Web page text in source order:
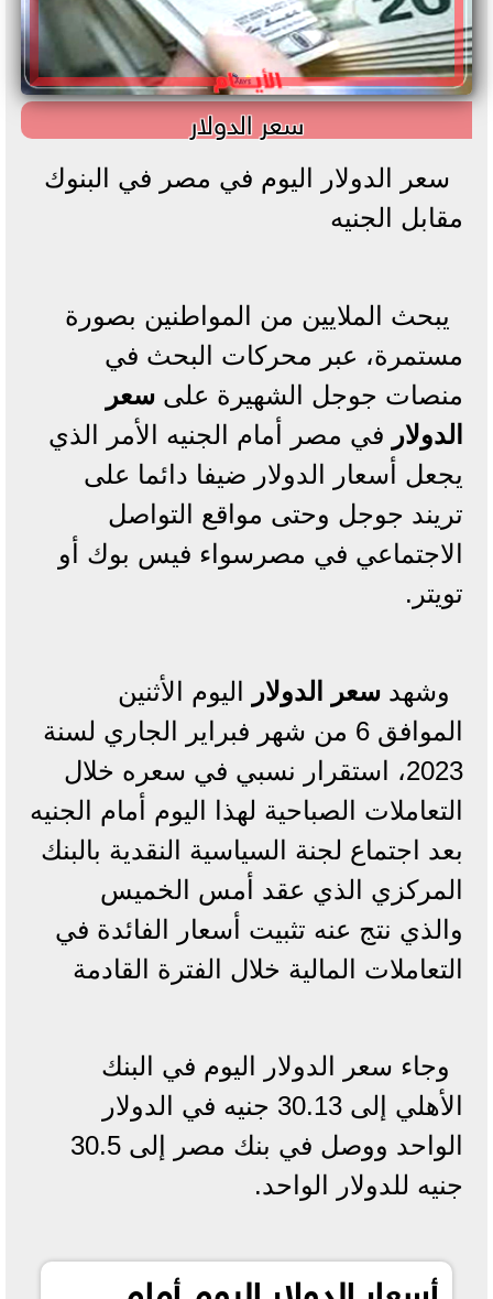
سعر الدولار
سعر الدولار اليوم في مصر في البنوك
مقابل الجنيه
يبحث الملايين من المواطنين بصورة
مستمرة، عبر محركات البحث في
منصات جوجل الشهيرة على سعر
الدولار في مصر أمام الجنيه الأمر الذي
يجعل أسعار الدولار ضيفا دائما على
تريند جوجل وحتى مواقع التواصل
الاجتماعي في مصرسواء فيس بوك أو
تويتر.
وشهد سعر الدولار اليوم الأثنين
الموافق 6 من شهر فبراير الجاري لسنة
2023، استقرار نسبي في سعره خلال
التعاملات الصباحية لهذا اليوم أمام الجنيه
بعد اجتماع لجنة السياسية النقدية بالبنك
المركزي الذي عقد أمس الخميس
والذي نتج عنه تثبيت أسعار الفائدة في
التعاملات المالية خلال الفترة القادمة
وجاء سعر الدولار اليوم في البنك
الأهلي إلى 30.13 جنيه في الدولار
الواحد ووصل في بنك مصر إلى 30.5
جنيه للدولار الواحد.